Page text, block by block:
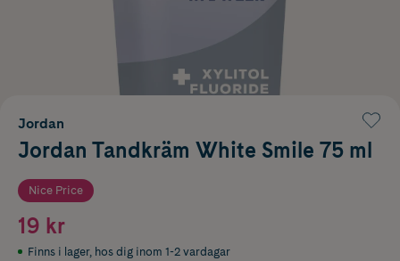
Jordan
Jordan Tandkräm White Smile 75 ml
Nice Price
19 kr
Finns i lager, hos dig inom 1-2 vardagar